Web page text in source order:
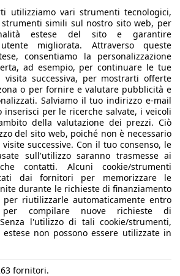
Una berlina di dimensioni medie che
equilibrate.
as Geely Atlas): Un SUV compatto
in diverse configurazioni e con
o ibrido.
as Geely Binyue): Un SUV
da un design dinamico
di sicurezza e connettività.
as Geely Preface): Una coupé-
il design elegante di una coupé con
as Geely Atlas 7): Un SUV a sette
e viaggi lunghi.
a sette posti, che offre ampio
e versatilità.
as Geely Vision X3): Un SUV
in diverse varianti e con una scelta di
plug-in che combina un design
utilizziamo vari strumenti tecnologici,
strumenti simili sul nostro sito web, per
estese del sito e garantire
migliorata. Attraverso queste
consentiamo la personalizzazione
ad esempio, per continuare le tue
successiva, per mostrarti offerte
o per fornire e valutare pubblicità e
Salviamo il tuo indirizzo e-mail
inserisci per le ricerche salvate, i veicoli
della valutazione dei prezzi. Ciò
del sito web, poiché non è necessario
successive. Con il tuo consenso, le
sull'utilizzo saranno trasmesse ai
contatti. Alcuni cookie/strumenti
dai fornitori per memorizzare le
durante le richieste di finanziamento
riutilizzarle automaticamente entro
compilare nuove richieste di
l'utilizzo di tali cookie/strumenti,
non possono essere utilizzate in
fornitori.